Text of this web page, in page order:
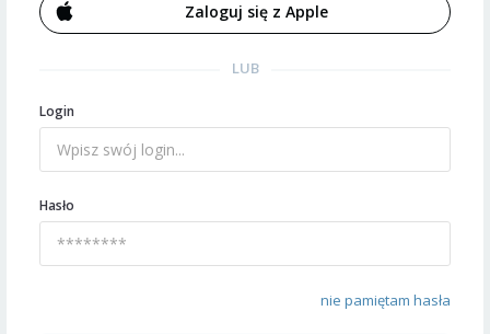
Zaloguj się z Apple
LUB
Login
Hasło
nie pamiętam hasła